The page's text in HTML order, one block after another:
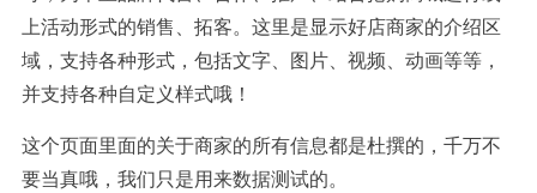
上活动形式的销售、拓客。这里是显示好店商家的介绍区
域，支持各种形式，包括文字、图片、视频、动画等等，
并支持各种自定义样式哦！
这个页面里面的关于商家的所有信息都是杜撰的，千万不
要当真哦，我们只是用来数据测试的。